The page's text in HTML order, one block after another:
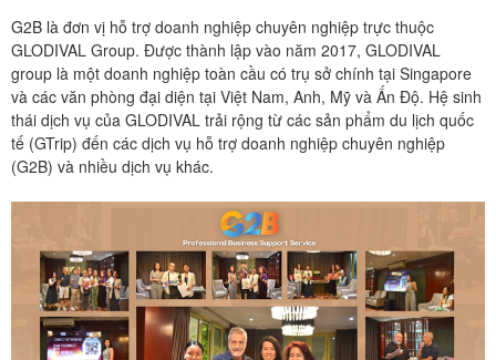
G2B là đơn vị hỗ trợ doanh nghiệp chuyên nghiệp trực thuộc
GLODIVAL Group. Được thành lập vào năm 2017, GLODIVAL
group là một doanh nghiệp toàn cầu có trụ sở chính tại Singapore
và các văn phòng đại diện tại Việt Nam, Anh, Mỹ và Ấn Độ. Hệ sinh
thái dịch vụ của GLODIVAL trải rộng từ các sản phẩm du lịch quốc
tế (GTrip) đến các dịch vụ hỗ trợ doanh nghiệp chuyên nghiệp
(G2B) và nhiều dịch vụ khác.